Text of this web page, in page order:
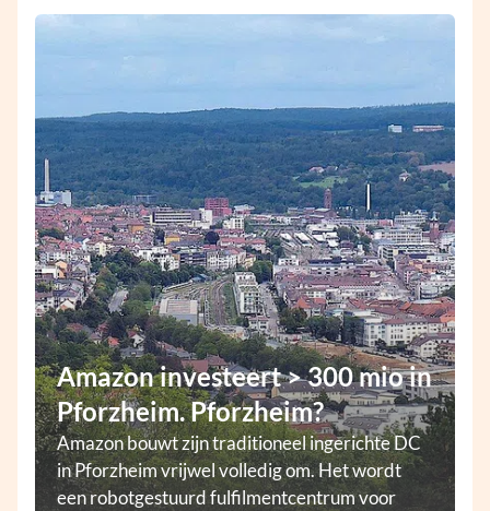
Amazon investeert > 300 mio in
Pforzheim. Pforzheim?
Amazon bouwt zijn traditioneel ingerichte DC
in Pforzheim vrijwel volledig om. Het wordt
een robotgestuurd fulfilmentcentrum voor